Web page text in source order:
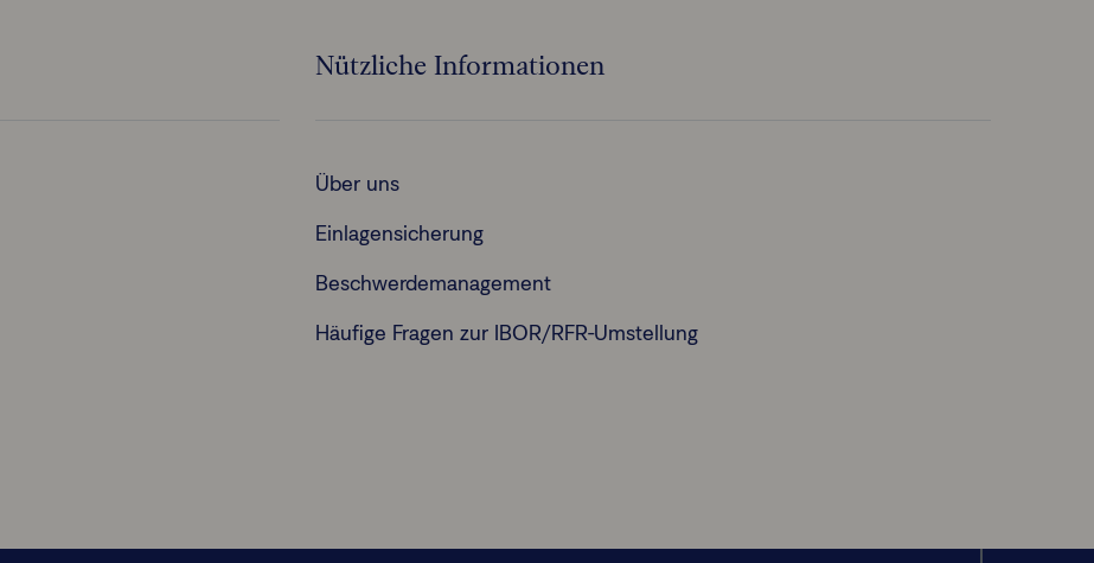
Nützliche Informationen
Über uns
Einlagensicherung
Beschwerdemanagement
Häufige Fragen zur IBOR/RFR-Umstellung